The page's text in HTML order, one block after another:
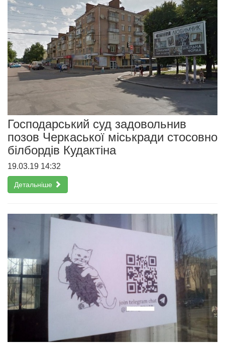
Господарський суд задовольнив
позов Черкаської міськради стосовно
білбордів Кудактіна
19.03.19 14:32
Детальніше